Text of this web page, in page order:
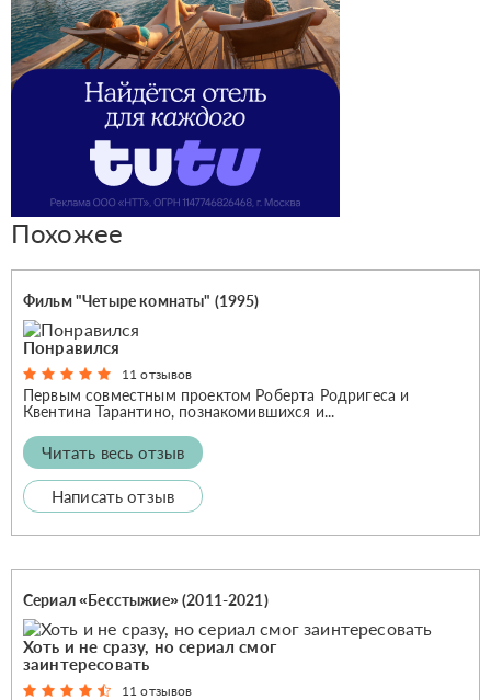
Похожее
Фильм "Четыре комнаты" (1995)
Понравился
11 отзывов
Первым совместным проектом Роберта Родригеса и
Квентина Тарантино, познакомившихся и...
Читать весь отзыв
Написать отзыв
Сериал «Бесстыжие» (2011-2021)
Хоть и не сразу, но сериал смог
заинтересовать
11 отзывов